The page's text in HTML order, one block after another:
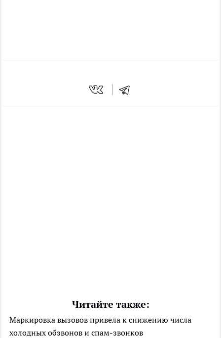
Читайте также:
Маркировка вызовов привела к снижению числа
холодных обзвонов и спам-звонков